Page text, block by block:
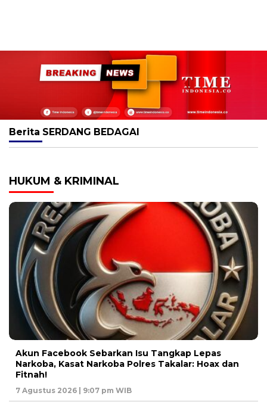
Berita SERDANG BEDAGAI
HUKUM & KRIMINAL
Akun Facebook Sebarkan Isu Tangkap Lepas
Narkoba, Kasat Narkoba Polres Takalar: Hoax dan
Fitnah!
7 Agustus 2026 | 9:07 pm WIB